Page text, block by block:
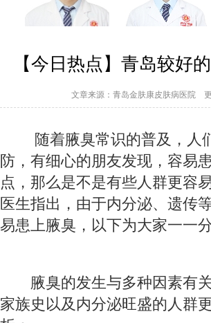
【今日热点】青岛较好
文章来源：青岛金肤康皮肤病医院
随着腋臭常识的普及，人
防，有细心的朋友发现，容易
点，那么是不是有些人群更容
医生指出，由于内分泌、遗传
易患上腋臭，以下为大家一一分
腋臭的发生与多种因素有关
家族史以及内分泌旺盛的人群